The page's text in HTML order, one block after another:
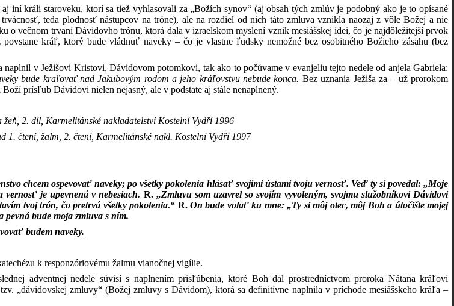
iní králi staroveku, ktorí sa tiež vyhlasovali za „Božích synov“ (aj obsah tých zmlúv je podobný ako je to opísané
teda plodnosť nástupcov na tróne), ale na rozdiel od nich táto zmluva vznikla naozaj z vôle Božej a nie
o večnom trvaní Dávidovho trónu, ktorá dala v izraelskom myslení vznik mesiášskej idei, čo je najdôležitejší prvok
kráľ, ktorý bude vládnuť naveky – čo je vlastne ľudsky nemožné bez osobitného Božieho zásahu (bez
v Ježišovi Kristovi, Dávidovom potomkovi, tak ako to počúvame v evanjeliu tejto nedele od anjela Gabriela:
bude kraľovať nad Jakubovým rodom a jeho kráľovstvu nebude konca. Bez uznania Ježiša za – už prorokom
Boží prísľub Dávidovi nielen nejasný, ale v podstate aj stále nenaplnený.
2. díl, Karmelitánské nakladatelství Kostelní Vydří 1996
1. čtení, žalm, 2. čtení, Karmelitánské nakl. Kostelní Vydří 1997
chcem ospevovať naveky; po všetky pokolenia hlásať svojimi ústami tvoju vernosť. Veď ty si povedal: „Moje
vernosť je upevnená v nebesiach. R. „Zmluvu som uzavrel so svojím vyvoleným, svojmu služobníkovi Dávidovi
tvoj trón, čo pretrvá všetky pokolenia.“ R. On bude volať ku mne: „Ty si môj otec, môj Boh a útočište mojej
pevná bude moja zmluva s ním.
budem naveky.
k responzóriovému žalmu vianočnej vigílie.
adventnej nedele súvisí s naplnením prisľúbenia, ktoré Boh dal prostredníctvom proroka Nátana kráľovi
„dávidovskej zmluvy“ (Božej zmluvy s Dávidom), ktorá sa definitívne naplnila v príchode mesiášskeho kráľa –